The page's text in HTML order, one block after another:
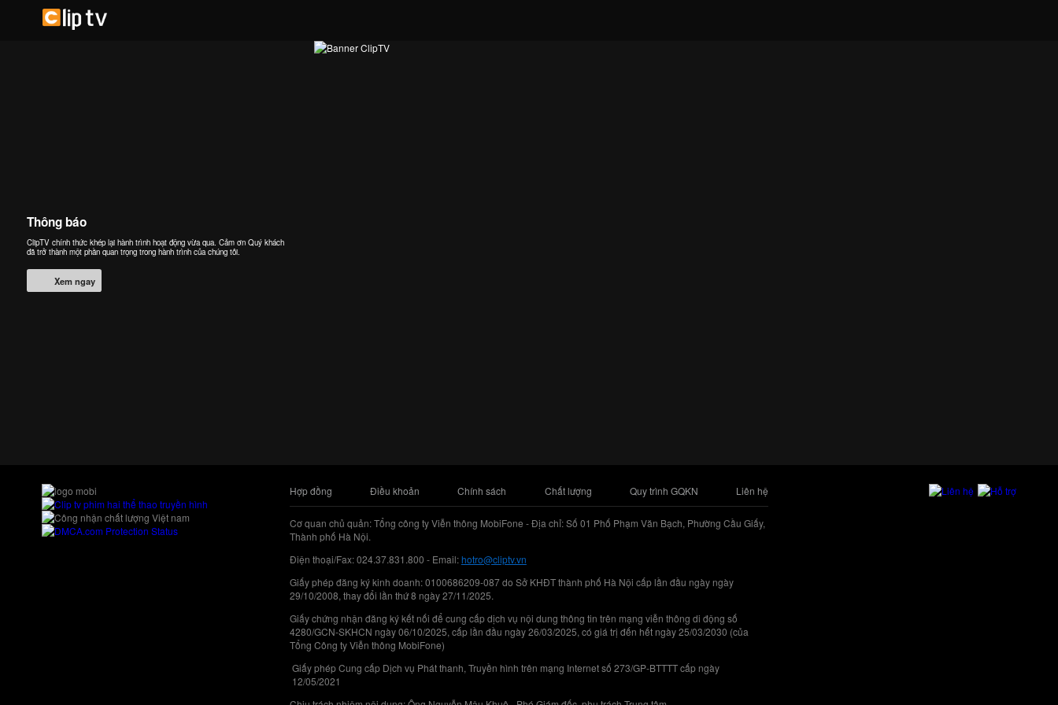
Thông báo
ClipTV chính thức khép lại hành trình hoạt động vừa qua. Cảm ơn Quý khách
đã trở thành một phần quan trọng trong hành trình của chúng tôi.
Xem ngay
Hợp đồng Điều khoản Chính sách Chất lượng Quy trình GQKN Liên hệ
Cơ quan chủ quản: Tổng công ty Viễn thông MobiFone - Địa chỉ: Số 01 Phố Phạm Văn Bạch, Phường Cầu Giấy,
Thành phố Hà Nội.
Điện thoại/Fax: 024.37.831.800 - Email:hotro@cliptv.vn
Giấy phép đăng ký kinh doanh: 0100686209-087 do Sở KHĐT thành phố Hà Nội cấp lần đầu ngày ngày
29/10/2008, thay đổi lần thứ 8 ngày 27/11/2025.
Giấy chứng nhận đăng ký kết nối để cung cấp dịch vụ nội dung thông tin trên mạng viễn thông di động số
4280/GCN-SKHCN ngày 06/10/2025, cấp lần đầu ngày 26/03/2025, có giá trị đến hết ngày 25/03/2030 (của
Tổng Công ty Viễn thông MobiFone)
Giấy phép Cung cấp Dịch vụ Phát thanh, Truyền hình trên mạng Internet số 273/GP-BTTTT cấp ngày
12/05/2021